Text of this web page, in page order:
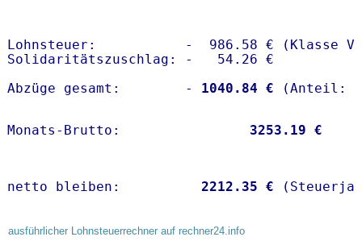
Lohnsteuer:           -  986.58 € (Klasse V)
Solidaritätszuschlag: -   54.26 €
Abzüge gesamt:        -
1040.84 €
Monats-Brutto: 3253.19 €
netto bleiben: 2212.35 €
ausführlicher Lohnsteuerrechner auf rechner24.info